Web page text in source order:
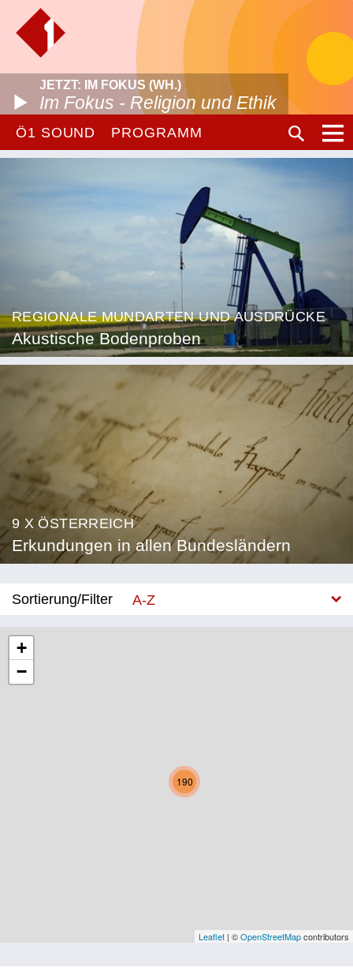
JETZT: IM FOKUS (WH.)
Im Fokus - Religion und Ethik
Ö1 SOUND PROGRAMM
REGIONALE MUNDARTEN UND AUSDRÜCKE
Akustische Bodenproben
9 X ÖSTERREICH
Erkundungen in allen Bundesländern
Sortierung/Filter
A-Z
Niederösterreich
Oberösterreich
Vorarlberg
190
+
−
Leaflet | ©OpenStreetMapcontributors